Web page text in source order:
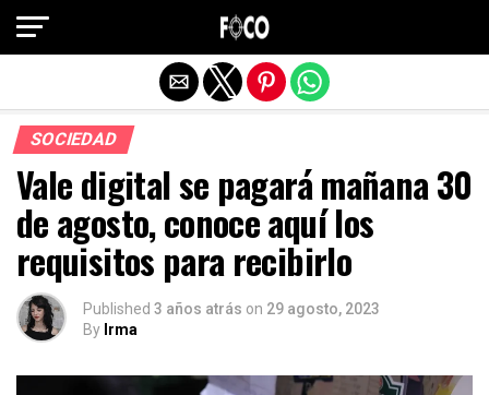
SOCIEDAD
Vale digital se pagará mañana 30
de agosto, conoce aquí los
requisitos para recibirlo
Published 3 años atrás on 29 agosto, 2023
By Irma
Salir de la versión móvil